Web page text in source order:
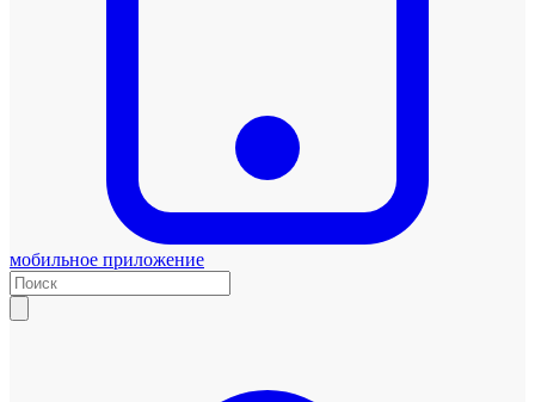
мобильное приложение